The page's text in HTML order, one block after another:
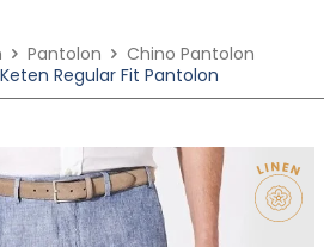
Pantolon
Chino Pantolon
Regular Fit Pantolon